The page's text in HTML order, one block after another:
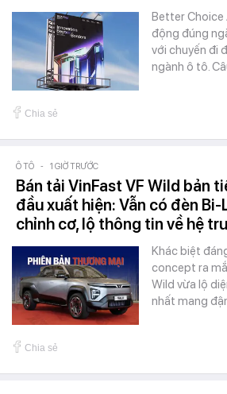
Better Choice
động đúng
với chuyến đi
ngành ô tô.
Chia sẻ
Ô TÔ - 1 GIỜ TRƯỚC
Bán tải VinFast VF Wild bản
đầu xuất hiện: Vẫn có đèn Bi-
chỉnh cơ, lộ thông tin về hệ
Khác biệt
concept ra
Wild vừa lộ
nhất mang
Chia sẻ